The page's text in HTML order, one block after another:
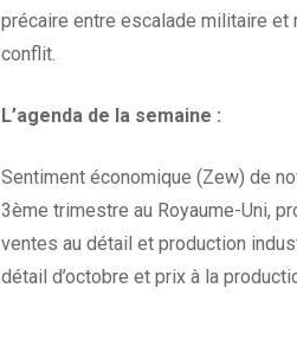
précaire entre escalade militaire et
conflit.
L’agenda de la semaine :
Sentiment économique (Zew) de
3ème trimestre au Royaume-Uni,
ventes au détail et production
détail d’octobre et prix à la